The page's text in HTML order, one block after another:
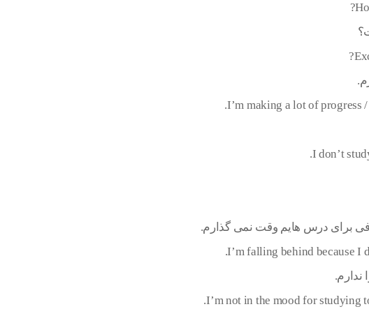
I’m making a lot of progress
I don’t
I’m falling behind because I
I’m not in the mood for studying